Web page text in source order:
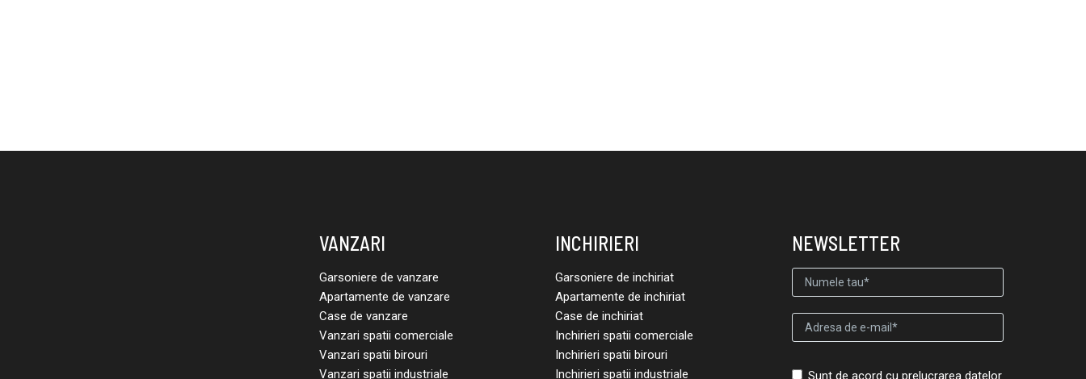
VANZARI
Garsoniere de vanzare
Apartamente de vanzare
Case de vanzare
Vanzari spatii comerciale
Vanzari spatii birouri
Vanzari spatii industriale
INCHIRIERI
Garsoniere de inchiriat
Apartamente de inchiriat
Case de inchiriat
Inchirieri spatii comerciale
Inchirieri spatii birouri
Inchirieri spatii industriale
NEWSLETTER
Sunt de acord cu prelucrarea datelor